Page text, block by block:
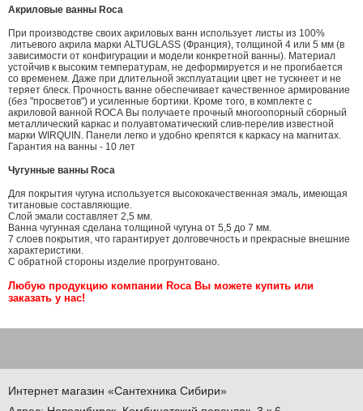
Акриловые ванны Roca
При производстве своих акриловых ванн использует листы из 100%
литьевого акрила марки ALTUGLASS (Франция), толщиной 4 или 5 мм (в
зависимости от конфигурации и модели конкретной ванны). Материал
устойчив к высоким температурам, не деформируется и не прогибается
со временем. Даже при длительной эксплуатации цвет не тускнеет и не
теряет блеск. Прочность ванне обеспечивает качественное армирование
(без "просветов") и усиленные бортики. Кроме того, в комплекте с
акриловой ванной ROCA Вы получаете прочный многоопорный сборный
металлический каркас и полуавтоматический слив-перелив известной
марки WIRQUIN. Панели легко и удобно крепятся к каркасу на магнитах.
Гарантия на ванны - 10 лет
Чугунные ванны Roca
Для покрытия чугуна используется высококачественная эмаль, имеющая
титановые составляющие.
Слой эмали составляет 2,5 мм.
Ванна чугунная сделана толщиной чугуна от 5,5 до 7 мм.
7 слоев покрытия, что гарантирует долговечность и прекрасные внешние
характеристики.
С обратной стороны изделие прогрунтовано.
Любую продукцию компании Roca Вы можете купить или
заказать у нас!
Интернет магазин «Сантехника Сибири»